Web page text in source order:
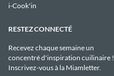
i-Cook'in
RESTEZ CONNECTÉ
Recevez chaque semaine un
concentré d'inspiration cuilinaire !
Inscrivez-vous à la Miamletter.